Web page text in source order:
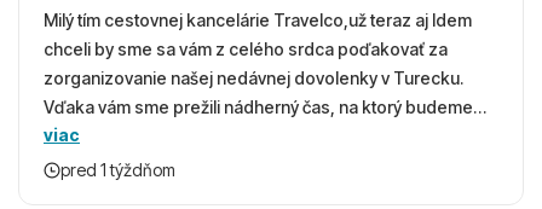
Milý tím cestovnej kancelárie Travelco,už teraz aj Idem
chceli by sme sa vám z celého srdca poďakovať za
zorganizovanie našej nedávnej dovolenky v Turecku.
Vďaka vám sme prežili nádherný čas, na ktorý budeme
ešte dlho s úsmevom spomínať. ​Všetko prebehlo
absolútne hladko – od prvotného výberu zájazdu, cez
viac
pred 1 týždňom